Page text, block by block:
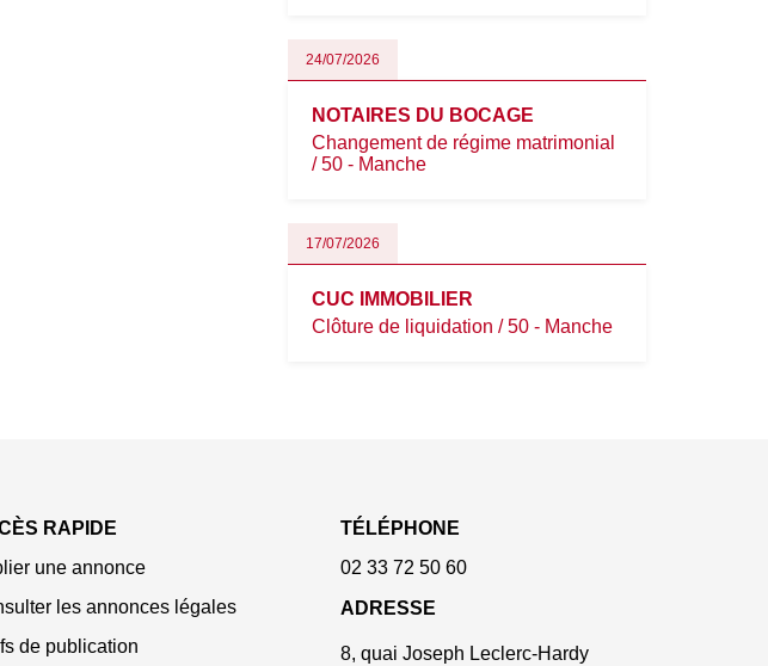
24/07/2026
NOTAIRES DU BOCAGE
Changement de régime matrimonial
/ 50 - Manche
17/07/2026
CUC IMMOBILIER
Clôture de liquidation / 50 - Manche
RAPIDE
une annonce
les annonces légales
de publication
TÉLÉPHONE
02 33 72 50 60
ADRESSE
8, quai Joseph Leclerc-Hardy